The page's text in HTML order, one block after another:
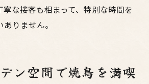
な接客も相まって、特別な時間を
りません。
ン空間で焼鳥を満喫